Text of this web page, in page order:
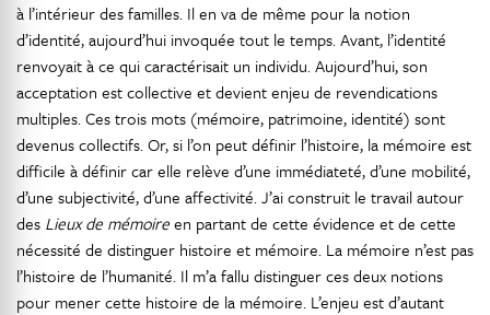
à l’intérieur des familles. Il en va de même pour la notion
d’identité, aujourd’hui invoquée tout le temps. Avant, l’identité
renvoyait à ce qui caractérisait un individu. Aujourd’hui, son
acceptation est collective et devient enjeu de revendications
multiples. Ces trois mots (mémoire, patrimoine, identité) sont
devenus collectifs. Or, si l’on peut définir l’histoire, la mémoire est
difficile à définir car elle relève d’une immédiateté, d’une mobilité,
d’une subjectivité, d’une affectivité. J’ai construit le travail autour
des Lieux de mémoireen partant de cette évidence et de cette
nécessité de distinguer histoire et mémoire. La mémoire n’est pas
l’histoire de l’humanité. Il m’a fallu distinguer ces deux notions
pour mener cette histoire de la mémoire. L’enjeu est d’autant